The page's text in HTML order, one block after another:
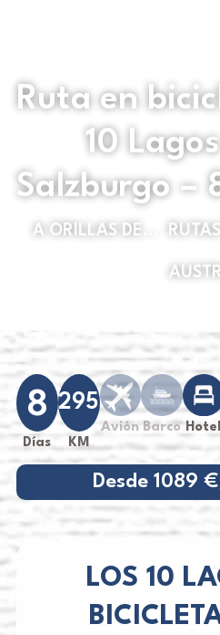
Ruta en
10
Salzburgo –
A ORILLAS DE...
8
Días
295
KM
Avión Barco Hotel
Desde 1089
LOS 10